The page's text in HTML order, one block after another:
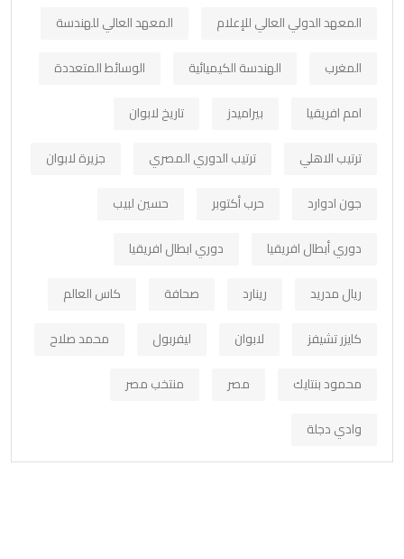
المعهد الدولي العالي للإعلام
المعهد العالي للهندسة
المغرب
الهندسة الكيميائية
الوسائط المتعددة
امم افريقيا
بيراميدز
تاريخ لابوان
ترتيب الاهلي
ترتيب الدوري المصري
جزيرة لابوان
جون ادوارد
حرب أكتوبر
حسين لبيب
دوري أبطال افريقيا
دوري ابطال افريقيا
ريال مدريد
رينارد صحافة
كاس العالم
كايزر تشيفز
لابوان ليفربول
محمد صلاح
محمود بنتايك
مصر
منتخب مصر
وادي دجلة